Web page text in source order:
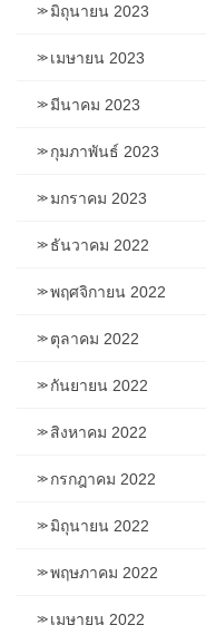
มิถุนายน 2023
เมษายน 2023
มีนาคม 2023
กุมภาพันธ์ 2023
มกราคม 2023
ธันวาคม 2022
พฤศจิกายน 2022
ตุลาคม 2022
กันยายน 2022
สิงหาคม 2022
กรกฎาคม 2022
มิถุนายน 2022
พฤษภาคม 2022
เมษายน 2022